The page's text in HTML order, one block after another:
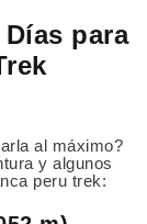
para
al máximo?
y algunos
peru trek: